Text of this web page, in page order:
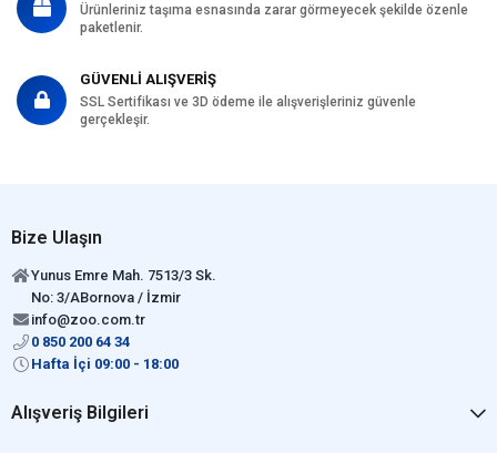
Ürünleriniz taşıma esnasında zarar görmeyecek şekilde özenle
paketlenir.
GÜVENLİ ALIŞVERİŞ
SSL Sertifikası ve 3D ödeme ile alışverişleriniz güvenle
gerçekleşir.
Bize Ulaşın
Yunus Emre Mah. 7513/3 Sk.
No: 3/ABornova / İzmir
info@zoo.com.tr
0 850 200 64 34
Hafta İçi 09:00 - 18:00
Alışveriş Bilgileri